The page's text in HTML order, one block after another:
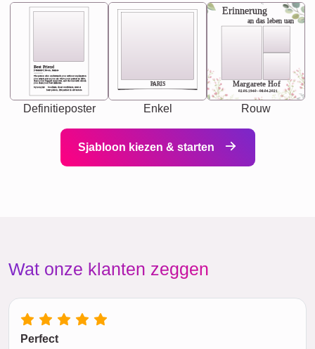
Best Friend
[<NAME>] Noun, feminie
Synonyms: Soulmate, closet confidante, sister at
heart person, life partner in adventure.
The person who understands you without explanation
you accepts just as you are. She's your partner in life's,
chaos your biggest supporter, and the one with whom
you share your best memories.
Definitieposter
PARIS
Enkel
Erinnerung
an das leben uan
Margarete Hof
02.05.1940 - 08.04.2021
Rouw
Sjabloon kiezen & starten
Wat onze klanten zeggen
Perfect